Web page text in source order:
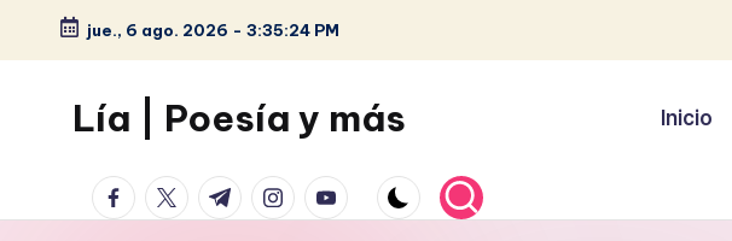
Saltar
contenido
jue., 6 ago. 2026 - 3:35:24 PM
Lía | Poesía y más Inicio
facebook.com
twitter.com
t.me instagram.com
youtube.com